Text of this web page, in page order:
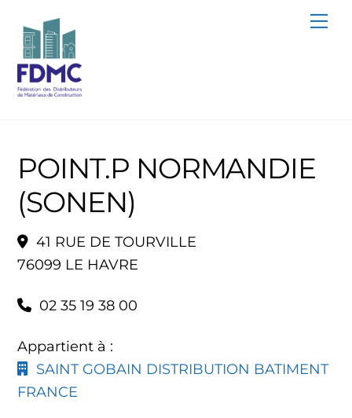
content
POINT.P NORMANDIE
(SONEN)
41 RUE DE TOURVILLE
76099 LE HAVRE
02 35 19 38 00
Appartient à :
SAINT GOBAIN DISTRIBUTION BATIMENT
FRANCE